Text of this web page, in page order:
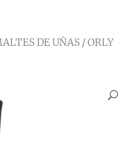
DE UÑAS / ORLY